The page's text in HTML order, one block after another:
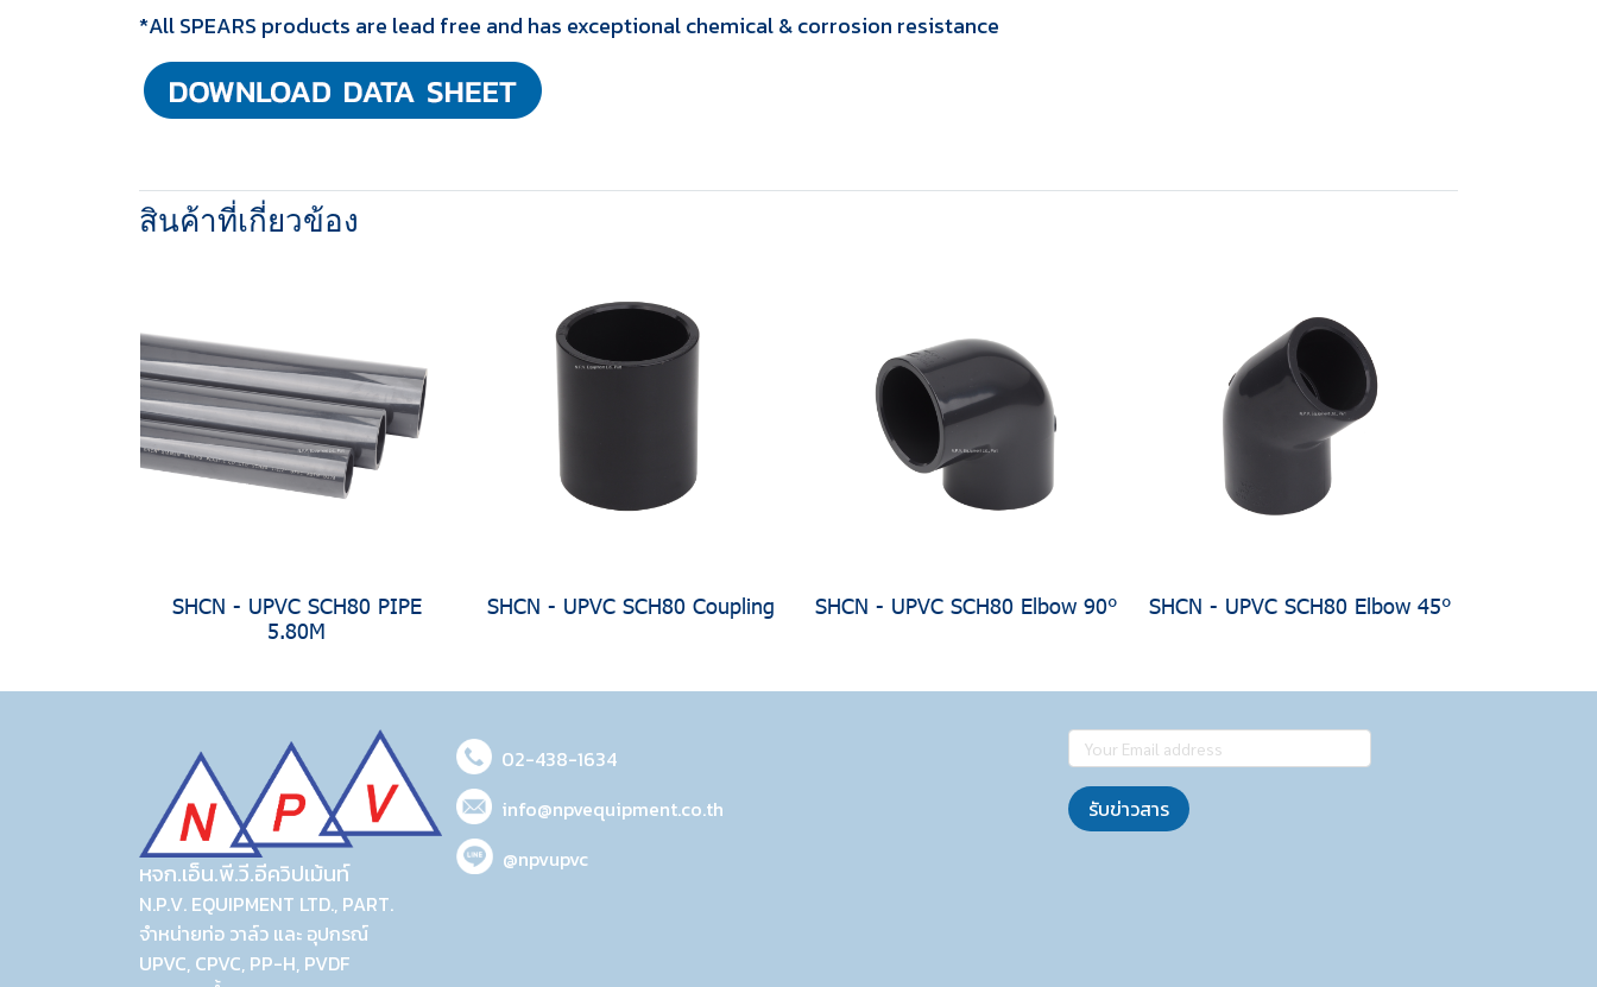
*All SPEARS products are lead free and has exceptional chemical & corrosion resistance
สินค้าที่เกี่ยวข้อง
SHCN - UPVC SCH80 PIPE
5.80M
SHCN - UPVC SCH80 Coupling SHCN - UPVC SCH80 Elbow 90° SHCN - UPVC SCH80 Elbow 45°
หจก.เอ็น.พี.วี.อีควิปเม้นท์
N.P.V. EQUIPMENT LTD., PART.
จำหน่ายท่อ วาล์ว และ อุปกรณ์
UPVC, CPVC, PP-H, PVDF
02-438-1634
info@npvequipment.co.th
@npvupvc
รับข่าวสาร